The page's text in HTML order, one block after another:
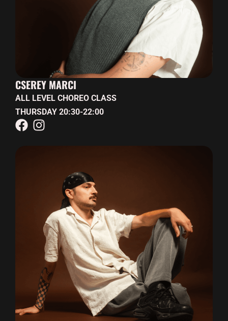
CSEREY MARCI
ALL LEVEL CHOREO CLASS
THURSDAY 20:30-22:00